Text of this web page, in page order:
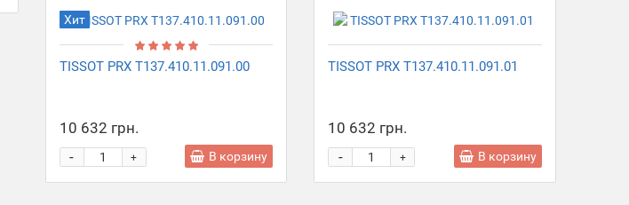
Хит
TISSOT PRX T137.410.11.091.00
10 632 грн.
+
- В корзину
TISSOT PRX T137.410.11.091.01
10 632 грн.
+
- В корзину